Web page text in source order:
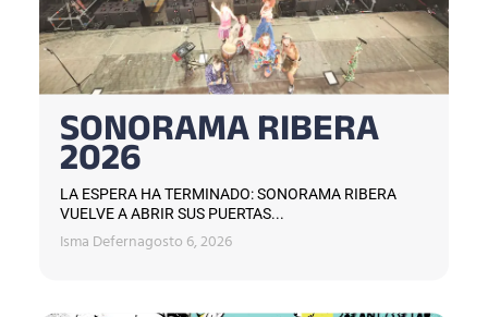
SONORAMA RIBERA
2026
LA ESPERA HA TERMINADO: SONORAMA RIBERA
VUELVE A ABRIR SUS PUERTAS...
Isma Defernagosto 6, 2026